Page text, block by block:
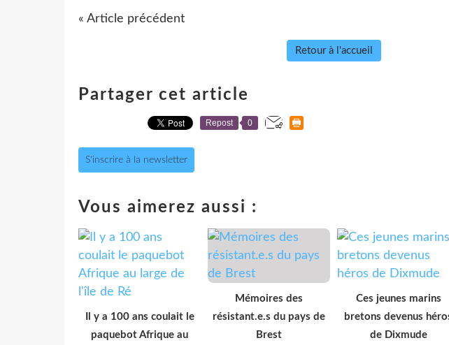
« Article précédent
Retour à l'accueil
Partager cet article
Repost 0
S'inscrire à la newsletter
Vous aimerez aussi :
Il y a 100 ans coulait le
paquebot Afrique au
Mémoires des
résistant.e.s du pays de
Brest
Ces jeunes marins
bretons devenus
de Dixmude